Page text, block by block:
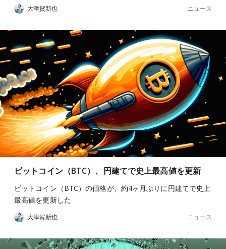
大津賀新也 ニュース
ビットコイン（BTC）、円建てで史上最高値を更新
ビットコイン（BTC）の価格が、約4ヶ月ぶりに円建てで史上
最高値を更新した
大津賀新也 ニュース